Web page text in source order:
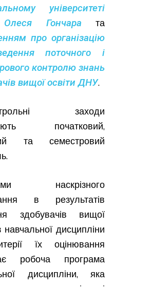
університеті
Гончара та
про організацію
поточного і
контролю знань
вищої освіти ДНУ.
заходи
початковий,
та семестровий
наскрізного
в результатів
здобувачів вищої
навчальної дисципліни
їх оцінювання
робоча програма
дисципліни, яка